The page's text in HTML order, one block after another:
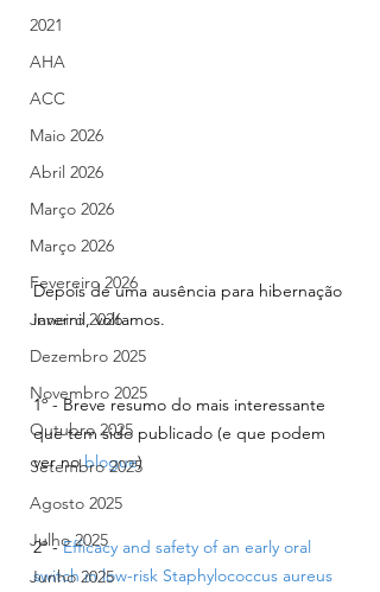
2021
AHA
ACC
Maio 2026
Abril 2026
Março 2026
Março 2026
Fevereiro 2026
Janeiro 2026
Dezembro 2025
Novembro 2025
Outubro 2025
Setembro 2025
Agosto 2025
Julho 2025
Junho 2025
Depois de uma ausência para hibernação
invernil, voltamos.
1º - Breve resumo do mais interessante
que tem sido publicado (e que podem
ver no blogue)
2º - Efficacy and safety of an early oral
switch in low-risk Staphylococcus aureus